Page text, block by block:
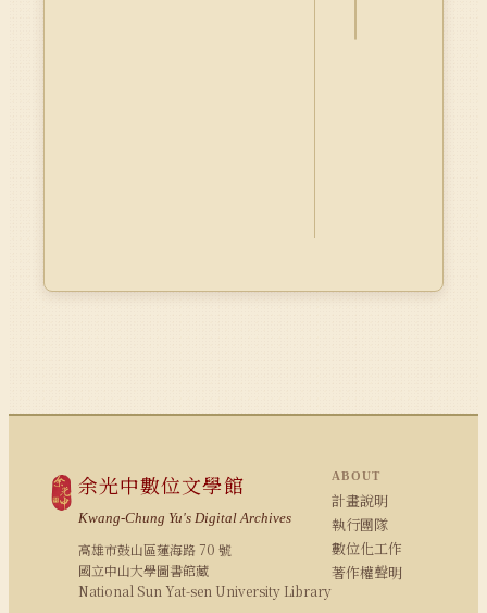
余光中數位文學館
Kwang-Chung Yu's Digital Archives
高雄市鼓山區蓮海路 70 號
國立中山大學圖書館藏
National Sun Yat-sen University Library
ABOUT
計畫說明
執行團隊
數位化工作
著作權聲明